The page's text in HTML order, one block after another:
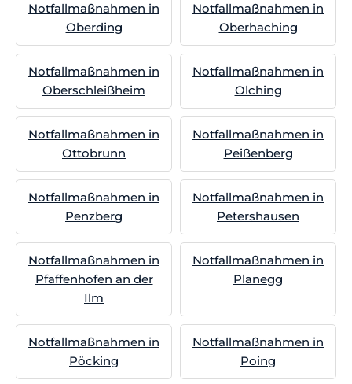
Notfallmaßnahmen in
Oberding
Notfallmaßnahmen in
Oberhaching
Notfallmaßnahmen in
Oberschleißheim
Notfallmaßnahmen in
Olching
Notfallmaßnahmen in
Ottobrunn
Notfallmaßnahmen in
Peißenberg
Notfallmaßnahmen in
Penzberg
Notfallmaßnahmen in
Petershausen
Notfallmaßnahmen in
Pfaffenhofen an der
Ilm
Notfallmaßnahmen in
Planegg
Notfallmaßnahmen in
Pöcking
Notfallmaßnahmen in
Poing